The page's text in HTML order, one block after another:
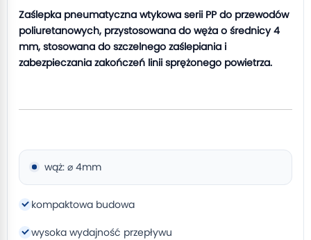
Zaślepka pneumatyczna wtykowa serii PP do przewodów
poliuretanowych, przystosowana do węża o średnicy 4
mm, stosowana do szczelnego zaślepiania i
zabezpieczania zakończeń linii sprężonego powietrza.
wąż: ⌀ 4mm
kompaktowa budowa
wysoka wydajność przepływu